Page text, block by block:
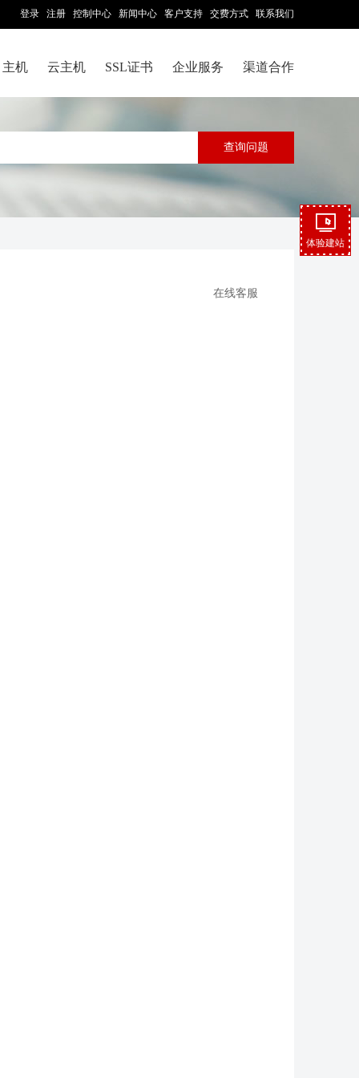
登录 注册 控制中心 新闻中心 客户支持 交费方式 联系我们
主机 云主机 SSL证书 企业服务 渠道合作
在线客服
体验建站